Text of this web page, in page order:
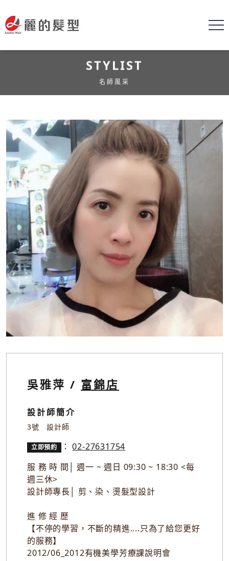
STYLIST
名師風采
吳雅萍 / 富錦店
設計師簡介
3號 設計師
立即預約 ：02-27631754
服 務 時 間│ 週一 ~ 週日 09:30 ~ 18:30 <每
週三休>
設計師專長│ 剪、染、燙髮型設計
進 修 經 歷
【不停的學習，不斷的精進....只為了給您更好
的服務】
2012/06_2012有機美學芳療課說明會